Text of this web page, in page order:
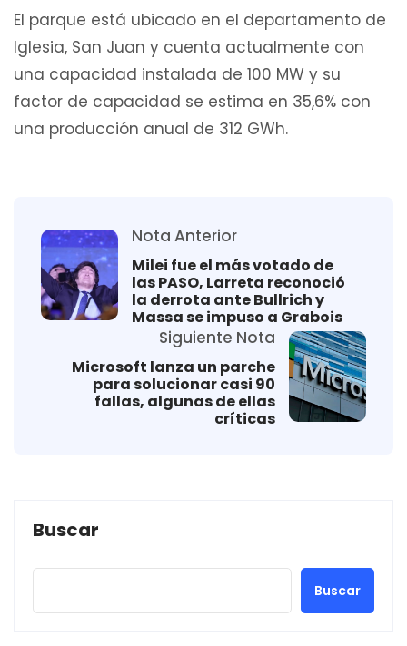
El parque está ubicado en el departamento de
Iglesia, San Juan y cuenta actualmente con
una capacidad instalada de 100 MW y su
factor de capacidad se estima en 35,6% con
una producción anual de 312 GWh.
Nota Anterior
Milei fue el más votado de
las PASO, Larreta reconoció
la derrota ante Bullrich y
Massa se impuso a Grabois
Siguiente Nota
Microsoft lanza un parche
para solucionar casi 90
fallas, algunas de ellas
críticas
Buscar
Buscar